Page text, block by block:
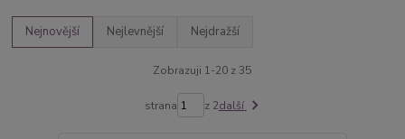
Nejnovější Nejlevnější Nejdražší
Zobrazuji 1-20 z 35
strana z 2další